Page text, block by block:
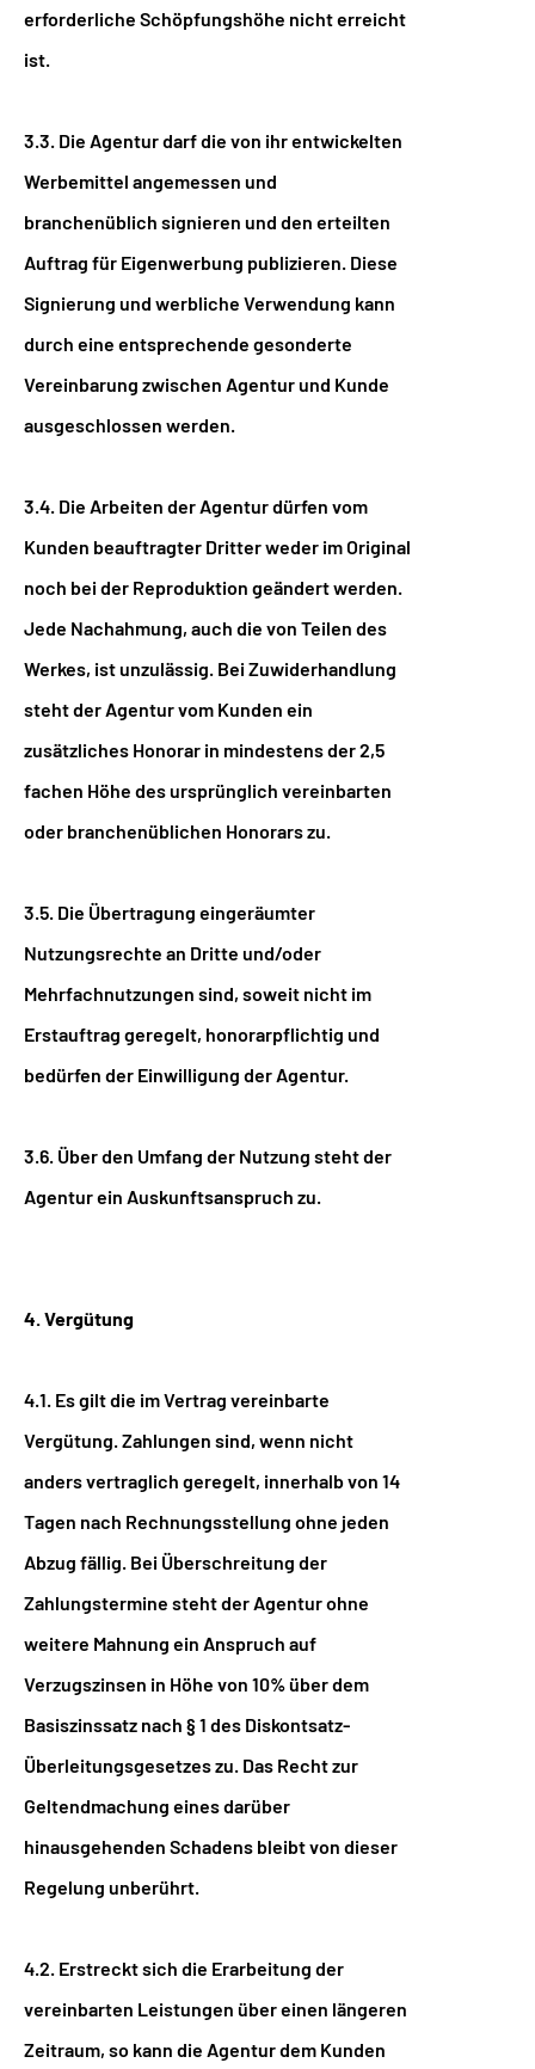
erforderliche Schöpfungshöhe nicht erreicht
ist.
3.3. Die Agentur darf die von ihr entwickelten
Werbemittel angemessen und
branchenüblich signieren und den erteilten
Auftrag für Eigenwerbung publizieren. Diese
Signierung und werbliche Verwendung kann
durch eine entsprechende gesonderte
Vereinbarung zwischen Agentur und Kunde
ausgeschlossen werden.
3.4. Die Arbeiten der Agentur dürfen vom
Kunden beauftragter Dritter weder im Original
noch bei der Reproduktion geändert werden.
Jede Nachahmung, auch die von Teilen des
Werkes, ist unzulässig. Bei Zuwiderhandlung
steht der Agentur vom Kunden ein
zusätzliches Honorar in mindestens der 2,5
fachen Höhe des ursprünglich vereinbarten
oder branchenüblichen Honorars zu.
3.5. Die Übertragung eingeräumter
Nutzungsrechte an Dritte und/oder
Mehrfachnutzungen sind, soweit nicht im
Erstauftrag geregelt, honorarpflichtig und
bedürfen der Einwilligung der Agentur.
3.6. Über den Umfang der Nutzung steht der
Agentur ein Auskunftsanspruch zu.
4. Vergütung
4.1. Es gilt die im Vertrag vereinbarte
Vergütung. Zahlungen sind, wenn nicht
anders vertraglich geregelt, innerhalb von 14
Tagen nach Rechnungsstellung ohne jeden
Abzug fällig. Bei Überschreitung der
Zahlungstermine steht der Agentur ohne
weitere Mahnung ein Anspruch auf
Verzugszinsen in Höhe von 10% über dem
Basiszinssatz nach § 1 des Diskontsatz-
Überleitungsgesetzes zu. Das Recht zur
Geltendmachung eines darüber
hinausgehenden Schadens bleibt von dieser
Regelung unberührt.
4.2. Erstreckt sich die Erarbeitung der
vereinbarten Leistungen über einen längeren
Zeitraum, so kann die Agentur dem Kunden